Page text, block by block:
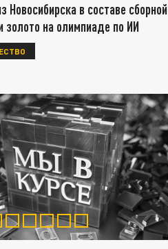
Новосибирска в составе сборной
золото на олимпиаде по ИИ